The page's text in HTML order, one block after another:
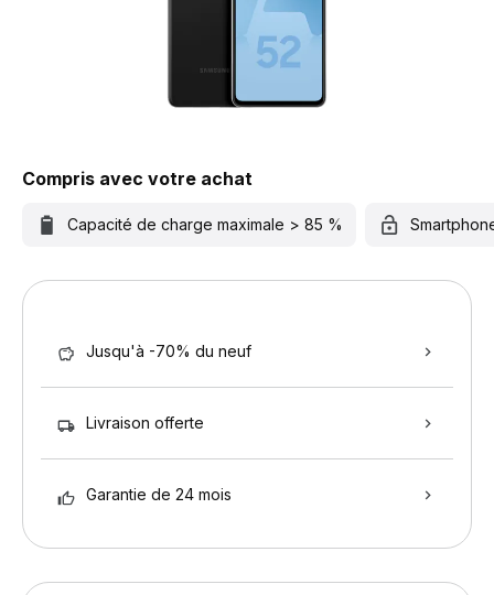
Compris avec votre achat
Capacité de charge maximale > 85 %
Jusqu'à -70% du neuf
Livraison offerte
Garantie de 24 mois